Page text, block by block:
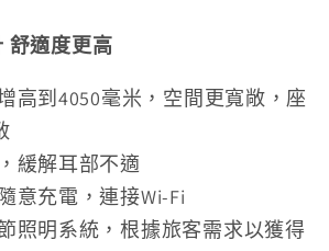
舒適度更高
高到4050毫米，空間更寬敞，座
緩解耳部不適
意充電，連接Wi-Fi
照明系統，根據旅客需求以獲得